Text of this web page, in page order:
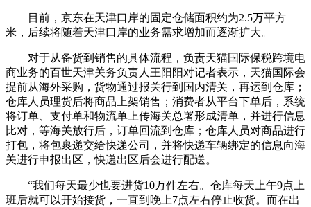
目前，京东在天津口岸的固定仓储面积约为2.5万平方
米，后续将随着天津口岸的业务需求增加而逐渐扩大。
对于从备货到销售的具体流程，负责天猫国际保税跨境电
商业务的百世天津关务负责人王阳阳对记者表示，天猫国际会
提前从海外采购，货物通过报关行到国内清关，再运到仓库；
仓库人员理货后将商品上架销售；消费者从平台下单后，系统
将订单、支付单和物流单上传海关总署形成清单，并进行信息
比对，等海关放行后，订单回流到仓库；仓库人员对商品进行
打包，将包裹递交给快递公司，并将快递车辆绑定的信息向海
关进行申报出区，快递出区后会进行配送。
“我们每天最少也要进货10万件左右。仓库每天上午9点上
班后就可以开始接货，一直到晚上7点左右停止收货。而在出